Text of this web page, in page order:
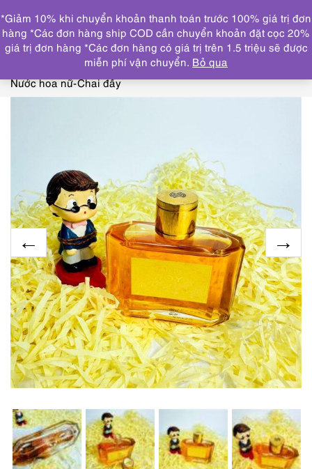
DANH MỤC
Trang chủ THƯƠNG HIỆU NỔI BẬT
JEAN
6111-JEAN PATOU Eau de Joy splash 45ml-
Nước hoa nữ-Chai đầy
*Giảm 10% khi chuyển khoản thanh toán trước 100% giá trị đơn
hàng *Các đơn hàng ship COD cần chuyển khoản đặt cọc 20%
giá trị đơn hàng *Các đơn hàng có giá trị trên 1.5 triệu sẽ được
miễn phí vận chuyển. Bỏ qua